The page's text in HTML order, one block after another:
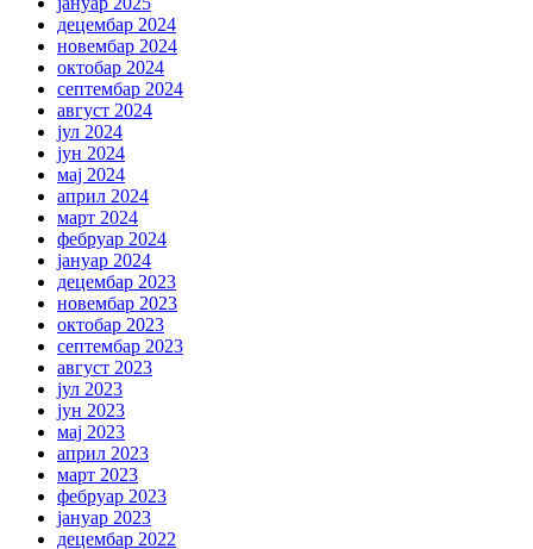
децембар 2024
новембар 2024
октобар 2024
септембар 2024
август 2024
јул 2024
јун 2024
мај 2024
април 2024
март 2024
фебруар 2024
јануар 2024
децембар 2023
новембар 2023
октобар 2023
септембар 2023
август 2023
јул 2023
јун 2023
мај 2023
април 2023
март 2023
фебруар 2023
јануар 2023
децембар 2022